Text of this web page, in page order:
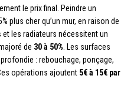
le prix final. Peindre un
plus cher qu’un mur, en raison de
les radiateurs nécessitent un
de 30 à 50% . Les surfaces
: rebouchage, ponçage,
opérations ajoutent 5€ à 15€ par